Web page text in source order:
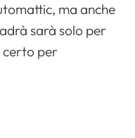
ma anche
sarà solo per
certo per